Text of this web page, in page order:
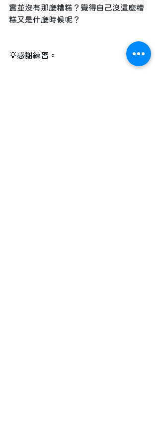
實並沒有那麼糟糕？覺得自己沒這麼糟
糕又是什麼時候呢？
💡感謝練習。